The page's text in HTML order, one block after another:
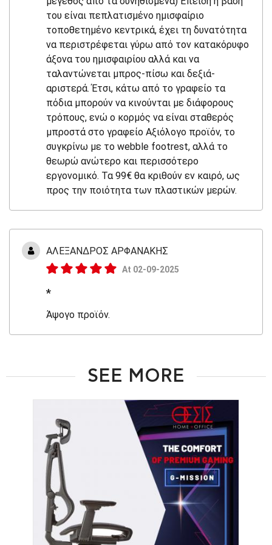
του είναι πεπλατισμένο ημισφαίριο
τοποθετημένο κεντρικά, έχει τη δυνατότητα
να περιστρέφεται γύρω από τον κατακόρυφο
άξονα του ημισφαιρίου αλλά και να
ταλαντώνεται μπρος-πίσω και δεξιά-
αριστερά. Έτσι, κάτω από το γραφείο τα
πόδια μπορούν να κινούνται με διάφορους
τρόπους, ενώ ο κορμός να είναι σταθερός
μπροστά στο γραφείο Αξιόλογο προϊόν, το
συγκρίνω με το webble footrest, αλλά το
θεωρώ ανώτερο και περισσότερο
εργονομικό. Τα 99€ θα κριθούν εν καιρό, ως
προς την ποιότητα των πλαστικών μερών.
ΑΛΕΞΑΝΔΡΟΣ ΑΡΦΑΝΑΚΗΣ
At 02-09-2025
*
Άψογο προϊόν.
SEE MORE